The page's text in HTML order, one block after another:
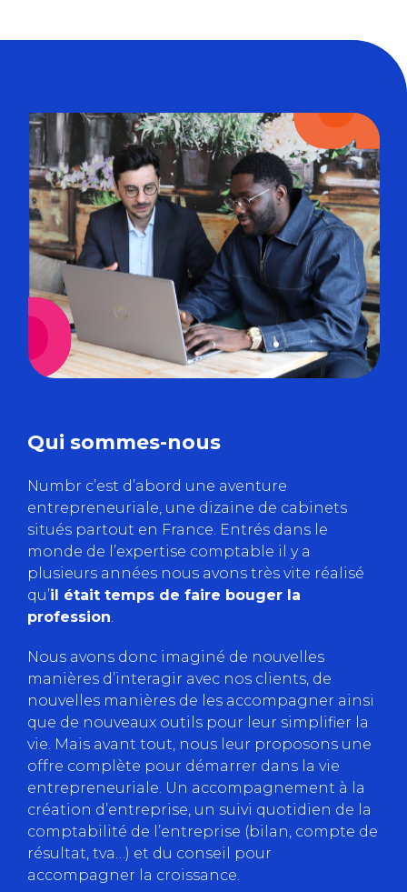
Qui sommes-nous
Numbr c’est d’abord une aventure
entrepreneuriale, une dizaine de cabinets
situés partout en France. Entrés dans le
monde de l’expertise comptable il y a
plusieurs années nous avons très vite réalisé
qu’il était temps de faire bouger la
profession
Nous avons donc imaginé de nouvelles
manières d’interagir avec nos clients, de
nouvelles manières de les accompagner ainsi
que de nouveaux outils pour leur simplifier la
vie. Mais avant tout, nous leur proposons une
offre complète pour démarrer dans la vie
entrepreneuriale. Un accompagnement à la
création d’entreprise, un suivi quotidien de la
comptabilité de l’entreprise (bilan, compte de
résultat, tva…) et du conseil pour
accompagner la croissance.